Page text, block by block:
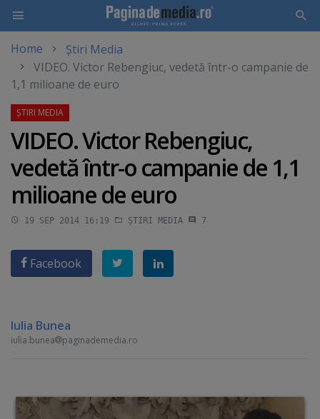
main
content
Home
Știri Media
VIDEO. Victor Rebengiuc, vedetă într-o campanie de
1,1 milioane de euro
VIDEO. Victor Rebengiuc,
vedetă într-o campanie de 1,1
milioane de euro
19 SEP 2014 16:19 ȘTIRI MEDIA 7
Facebook
Iulia Bunea
iulia.bunea paginademedia.ro